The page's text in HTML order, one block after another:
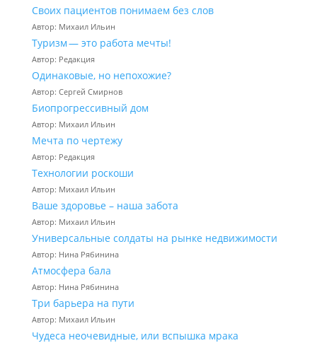
Своих пациентов понимаем без слов
Автор: Михаил Ильин
Туризм — это работа мечты!
Автор: Редакция
Одинаковые, но непохожие?
Автор: Сергей Смирнов
Биопрогрессивный дом
Автор: Михаил Ильин
Мечта по чертежу
Автор: Редакция
Технологии роскоши
Автор: Михаил Ильин
Ваше здоровье – наша забота
Автор: Михаил Ильин
Универсальные солдаты на рынке недвижимости
Автор: Нина Рябинина
Атмосфера бала
Автор: Нина Рябинина
Три барьера на пути
Автор: Михаил Ильин
Чудеса неочевидные, или вспышка мрака